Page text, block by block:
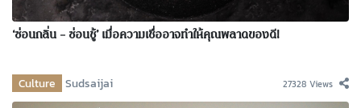
‘ซ่อนกลิ่น – ซ่อนชู้’ เมื่อความเชื่ออาจทำให้คุณพลาดของดี!
Culture Sudsaijai 27328 Views